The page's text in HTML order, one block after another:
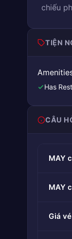
chiếu
TIỆN
Has
CÂU
MAY
MAY
Giá